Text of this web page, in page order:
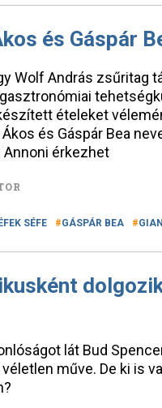
és Gáspár
Wolf András zsűritag
ételeket
és Gáspár Bea
Annoni érkezhet
SÉFE GÁSPÁR BEA
lát Bud
műve. De ki is